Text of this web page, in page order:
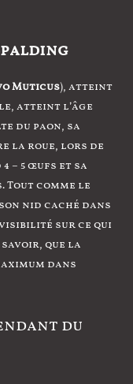
Muticus), atteint
atteint l’âge
du paon, sa
la roue, lors de
– 5 œufs et sa
Tout comme le
nid caché dans
sur ce qui
que la
dans
du